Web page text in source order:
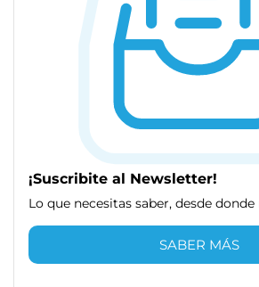
¡Suscribite al Newsletter!
Lo que necesitas saber, desde donde
SABER MÁS